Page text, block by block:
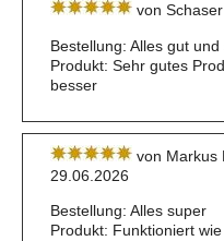
von
Bestellung: Alles gut
Produkt: Sehr gutes
besser
von Markus
29.06.2026
Bestellung: Alles super
Produkt: Funktioniert